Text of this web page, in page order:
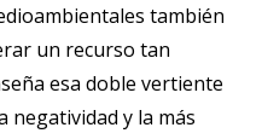
también
un recurso tan
esa doble vertiente
negatividad y la más